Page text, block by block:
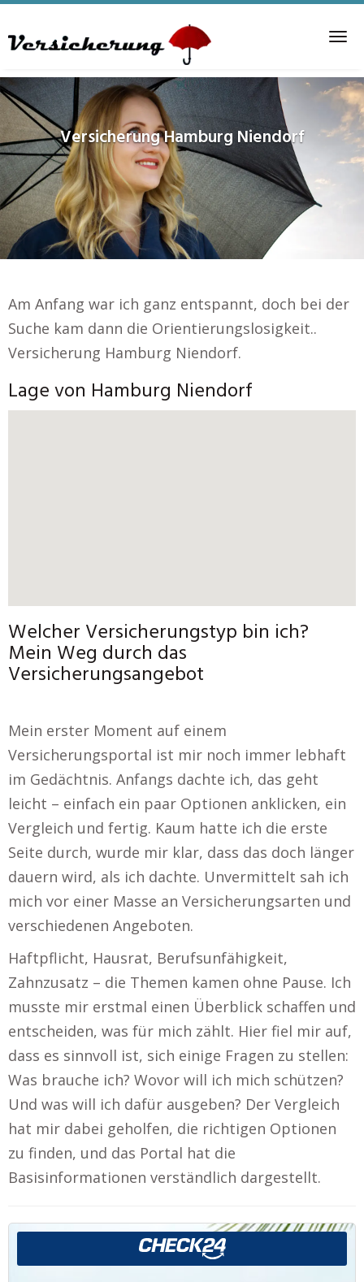
to
content
VersicherungHamburg Niendorf
Am Anfang war ich ganz entspannt, doch bei der
Suche kam dann die Orientierungslosigkeit..
Versicherung Hamburg Niendorf.
Lage von Hamburg Niendorf
Welcher Versicherungstyp bin ich?
Mein Weg durch das
Versicherungsangebot
Mein erster Moment auf einem
Versicherungsportal ist mir noch immer lebhaft
im Gedächtnis. Anfangs dachte ich, das geht
leicht – einfach ein paar Optionen anklicken, ein
Vergleich und fertig. Kaum hatte ich die erste
Seite durch, wurde mir klar, dass das doch länger
dauern wird, als ich dachte. Unvermittelt sah ich
mich vor einer Masse an Versicherungsarten und
verschiedenen Angeboten.
Haftpflicht, Hausrat, Berufsunfähigkeit,
Zahnzusatz – die Themen kamen ohne Pause. Ich
musste mir erstmal einen Überblick schaffen und
entscheiden, was für mich zählt. Hier fiel mir auf,
dass es sinnvoll ist, sich einige Fragen zu stellen:
Was brauche ich? Wovor will ich mich schützen?
Und was will ich dafür ausgeben? Der Vergleich
hat mir dabei geholfen, die richtigen Optionen
zu finden, und das Portal hat die
Basisinformationen verständlich dargestellt.